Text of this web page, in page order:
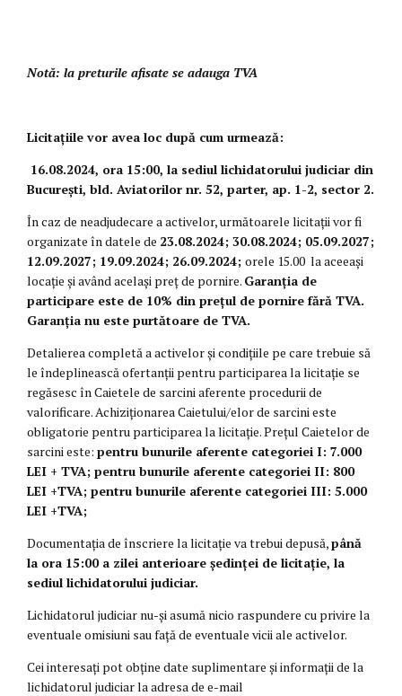
Notă: la preturile afisate se adauga TVA
Licitațiile vor avea loc după cum urmează:
16.08.2024, ora 15:00, la sediul lichidatorului judiciar din
București, bld. Aviatorilor nr. 52, parter, ap. 1-2, sector 2.
În caz de neadjudecare a activelor, următoarele licitaţii vor fi
organizate în datele de 23.08.2024; 30.08.2024; 05.09.2027;
12.09.2027; 19.09.2024; 26.09.2024; orele 15.00 la aceeași
locație și având acelaşi preţ de pornire. Garanția de
participare este de 10% din prețul de pornire fără TVA.
Garanția nu este purtătoare de TVA.
Detalierea completă a activelor şi condiţiile pe care trebuie să
le îndeplinească ofertanţii pentru participarea la licitaţie se
regăsesc în Caietele de sarcini aferente procedurii de
valorificare. Achiziţionarea Caietului/elor de sarcini este
obligatorie pentru participarea la licitație. Preţul Caietelor de
sarcini este: pentru bunurile aferente categoriei I: 7.000
LEI + TVA; pentru bunurile aferente categoriei II: 800
LEI +TVA; pentru bunurile aferente categoriei III: 5.000
LEI +TVA;
Documentaţia de înscriere la licitaţie va trebui depusă,până
la ora 15:00 a zilei anterioare ședinței de licitație, la
sediul lichidatorului judiciar.
Lichidatorul judiciar nu-şi asumă nicio raspundere cu privire la
eventuale omisiuni sau faţă de eventuale vicii ale activelor.
Cei interesaţi pot obţine date suplimentare şi informaţii de la
lichidatorul judiciar la adresa de e-mail